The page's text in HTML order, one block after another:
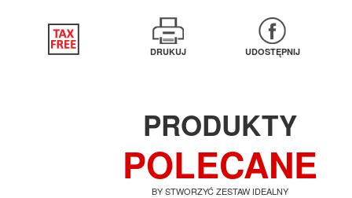
DRUKUJ UDOSTĘPNIJ
PRODUKTY
POLECANE
BY STWORZYĆ ZESTAW IDEALNY